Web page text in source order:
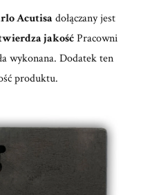
Acutisa dołączany jest
jakośćPracowni
wykonana. Dodatek ten
produktu.